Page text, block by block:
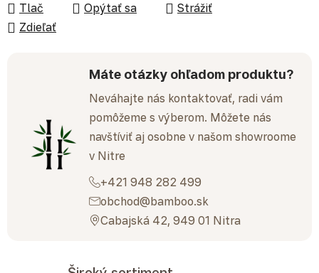
Tlač Opýtať sa
Strážiť
Zdieľať
Máte otázky ohľadom produktu?
Neváhajte nás kontaktovať, radi vám
pomôžeme s výberom. Môžete nás
navštíviť aj osobne v našom showroome
v Nitre
+421 948 282 499
obchod@bamboo.sk
Cabajská 42, 949 01 Nitra